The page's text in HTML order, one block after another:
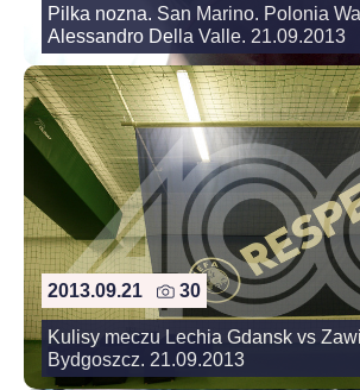
Pilka nozna. San Marino. Polonia
Alessandro Della Valle. 21.09.2013
2013.09.21 30
Kulisy meczu Lechia Gdansk vs
Bydgoszcz. 21.09.2013